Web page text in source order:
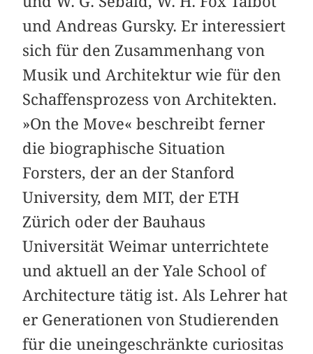
und Andreas Gursky. Er interessiert
sich für den Zusammenhang von
Musik und Architektur wie für den
Schaffensprozess von Architekten.
»On the Move« beschreibt ferner
die biographische Situation
Forsters, der an der Stanford
University, dem MIT, der ETH
Zürich oder der Bauhaus
Universität Weimar unterrichtete
und aktuell an der Yale School of
Architecture tätig ist. Als Lehrer hat
er Generationen von Studierenden
für die uneingeschränkte curiositas